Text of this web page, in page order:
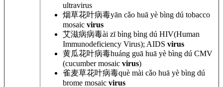
ultravirus
烟草花叶病毒yān cǎo huā yè bìng dú tobacco
mosaic virus
艾滋病病毒ài zī bìng bìng dú HIV(Human
Immunodeficiency Virus); AIDS virus
黄瓜花叶病毒huáng guā huā yè bìng dú CMV
(cucumber mosaic virus)
雀麦草花叶病毒què mài cǎo huā yè bìng dú
brome mosaic virus